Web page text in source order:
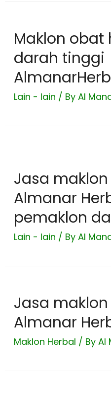
Maklon obat
darah tinggi
Lain - lain / By Al
Jasa
Almanar
pemaklon
Lain - lain / By Al
Jasa
Almanar
Maklon Herbal / By Al